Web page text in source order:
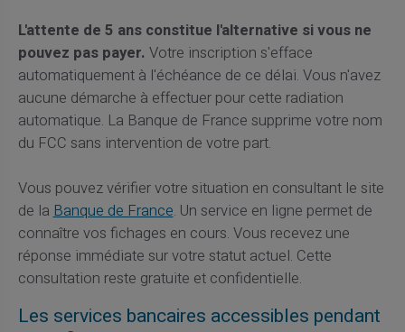
L'attente de 5 ans constitue l'alternative si vous ne
pouvez pas payer. Votre inscription s'efface
automatiquement à l'échéance de ce délai. Vous n'avez
aucune démarche à effectuer pour cette radiation
automatique. La Banque de France supprime votre nom
du FCC sans intervention de votre part.
Vous pouvez vérifier votre situation en consultant le site
de laBanque de France. Un service en ligne permet de
connaître vos fichages en cours. Vous recevez une
réponse immédiate sur votre statut actuel. Cette
consultation reste gratuite et confidentielle.
Les services bancaires accessibles pendant